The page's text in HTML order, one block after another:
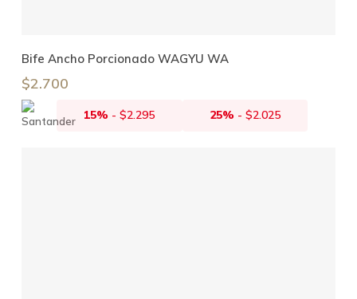
Leer Más
Bife Ancho Porcionado WAGYU WA
$2.700
15% -$2.295 25% - $2.025